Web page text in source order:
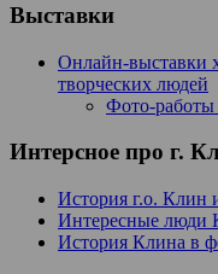
Выставки
Онлайн-выставки
творческих людей
Фото-работы
Интерсное про г.
История г.о. Клин
Интересные люди
История Клина в